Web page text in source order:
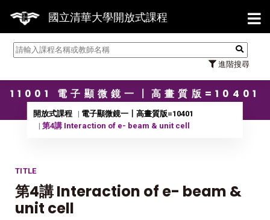
國立清華大學開放式課程
進階搜尋
【
11001 電子顯微鏡一〡高畫質版=10401
開放式課程
電子顯微鏡一〡高畫質版=10401
第4講 Interaction of e- beam & unit cell
TITLE
第4講 Interaction of e- beam &
unit cell